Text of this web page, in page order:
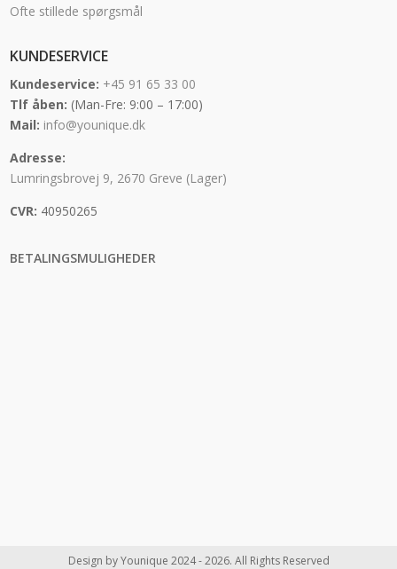
Ofte stillede spørgsmål
KUNDESERVICE
Kundeservice: +45 91 65 33 00
Tlf åben: (Man-Fre: 9:00 – 17:00)
Mail: info@younique.dk
Adresse:
Lumringsbrovej 9, 2670 Greve (Lager)
CVR: 40950265
BETALINGSMULIGHEDER
Design by Younique 2024 - 2026. All Rights Reserved